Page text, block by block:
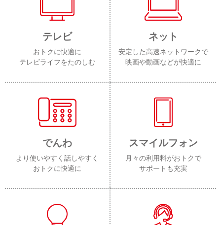
テレビ
おトクに快適に
テレビライフをたのしむ
ネット
安定した高速ネットワークで
映画や動画などが快適に
でんわ
より使いやすく話しやすく
おトクに快適に
スマイルフォン
月々の利用料がおトクで
サポートも充実